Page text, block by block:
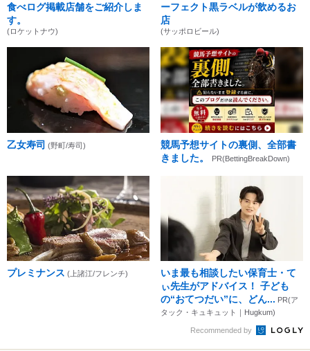
食べログ掲載店舗をご紹介しま
す。
(ロケットナウ)
ーフェクト黒ラベルが飲めるお
店
(サッポロビール)
乙女寿司 (野町/寿司)
競馬予想サイトの裏側、全部書
きました。
PR(BettingBreakDown)
プレミナンス (上諸江/フレンチ)
いま最も相談したい保育士・て
ぃ先生がアドバイス！ 子ども
の“おてつだい”に、どん... PR(ア
タック・キュキュット｜Hugkum)
Recommended by